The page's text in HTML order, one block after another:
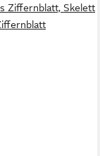
Ziffernblatt, Skelett